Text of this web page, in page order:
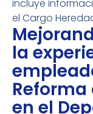
incluye
el Cargo
la
Reforma
en el